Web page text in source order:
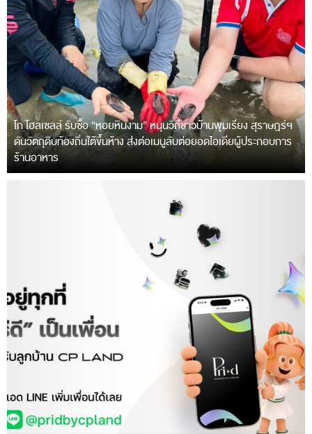
โก โฮลเซลล์ รับซื้อ “หอยหินงาม” หนุนวิถีชาวบ้านพุมเรียง สุราษฎร์ฯ
ดันวัตถุดิบท้องถิ่นใต้ขึ้นห้าง ส่งต่อเมนูลับต่อยอดไอเดียผู้ประกอบการ
ร้านอาหาร